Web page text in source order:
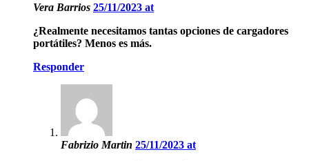
Vera Barrios 25/11/2023 at
¿Realmente necesitamos tantas opciones de cargadores
portátiles? Menos es más.
Responder
Fabrizio Martin 25/11/2023 at